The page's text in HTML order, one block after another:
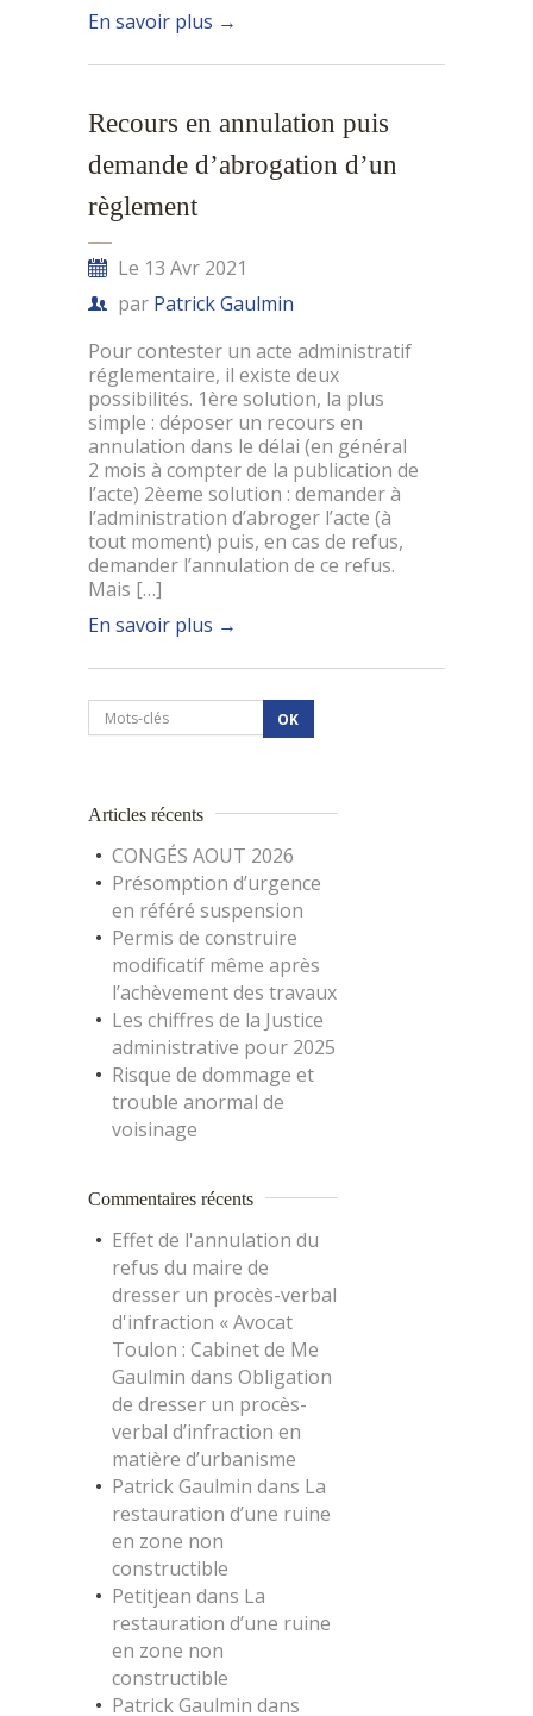
En savoir plus →
Recours en annulation puis
demande d’abrogation d’un
règlement
Le 13 Avr 2021
par Patrick Gaulmin
Pour contester un acte administratif
réglementaire, il existe deux
possibilités. 1ère solution, la plus
simple : déposer un recours en
annulation dans le délai (en général
2 mois à compter de la publication de
l’acte) 2èeme solution : demander à
l’administration d’abroger l’acte (à
tout moment) puis, en cas de refus,
demander l’annulation de ce refus.
Mais […]
En savoir plus →
Articles récents
CONGÉS AOUT 2026
Présomption d’urgence
en référé suspension
Permis de construire
modificatif même après
l’achèvement des travaux
Les chiffres de la Justice
administrative pour 2025
Risque de dommage et
trouble anormal de
voisinage
Commentaires récents
Effet de l'annulation du
refus du maire de
dresser un procès-verbal
d'infraction « Avocat
Toulon : Cabinet de Me
Gaulmin dans Obligation
de dresser un procès-
verbal d’infraction en
matière d’urbanisme
Patrick Gaulmin dans La
restauration d’une ruine
en zone non
constructible
Petitjean dans La
restauration d’une ruine
en zone non
constructible
Patrick Gaulmin dans